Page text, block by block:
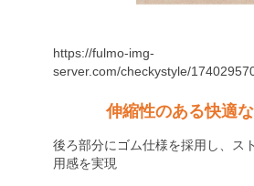
https://fulmo-img-
server.com/checkystyle/
伸縮性のある快適
後ろ部分にゴム仕様を採用し、ス
用感を実現